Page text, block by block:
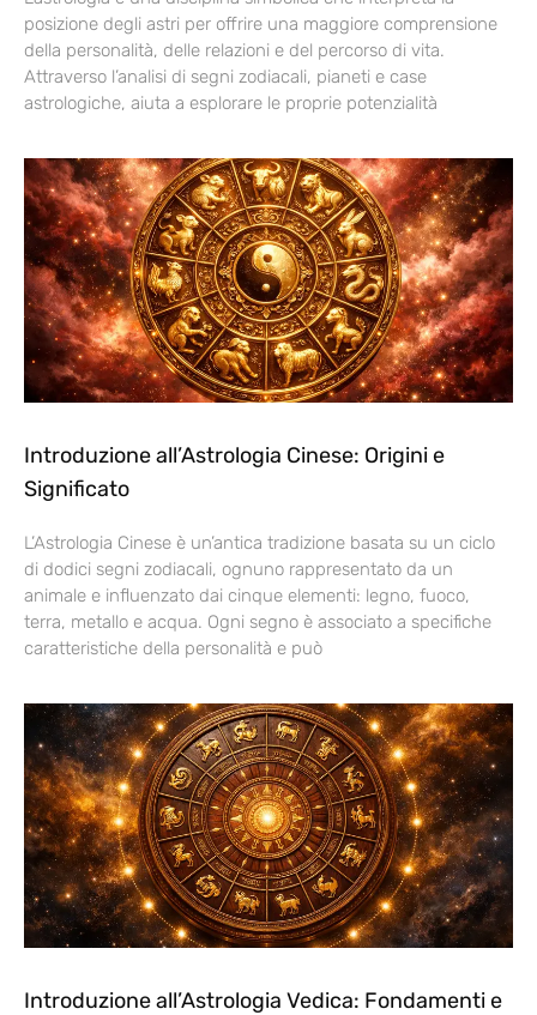
posizione degli astri per offrire una maggiore comprensione
della personalità, delle relazioni e del percorso di vita.
Attraverso l’analisi di segni zodiacali, pianeti e case
astrologiche, aiuta a esplorare le proprie potenzialità
Introduzione all’Astrologia Cinese: Origini e
Significato
L’Astrologia Cinese è un’antica tradizione basata su un ciclo
di dodici segni zodiacali, ognuno rappresentato da un
animale e influenzato dai cinque elementi: legno, fuoco,
terra, metallo e acqua. Ogni segno è associato a specifiche
caratteristiche della personalità e può
Introduzione all’Astrologia Vedica: Fondamenti e